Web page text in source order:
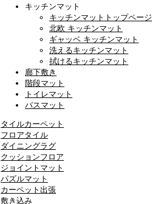
キッチンマット
キッチンマットトップページ
北欧 キッチンマット
ギャッベ キッチンマット
洗えるキッチンマット
拭けるキッチンマット
廊下敷き
階段マット
トイレマット
バスマット
タイルカーペット
フロアタイル
ダイニングラグ
クッションフロア
ジョイントマット
パズルマット
カーペット出張
敷き込み